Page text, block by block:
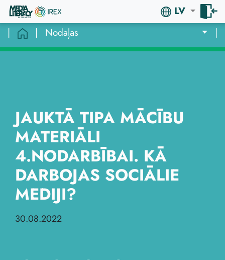
LV
|
| Nodaļas |
JAUKTĀ TIPA MĀCĪBU
MATERIĀLI
4.NODARBĪBAI. KĀ
DARBOJAS SOCIĀLIE
MEDIJI?
30.08.2022